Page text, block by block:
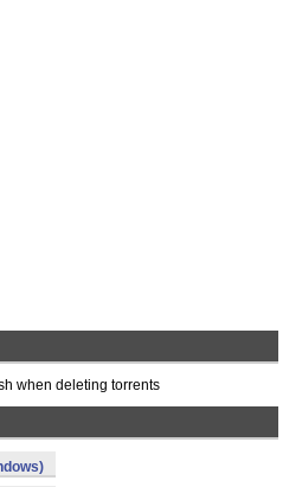
when deleting torrents